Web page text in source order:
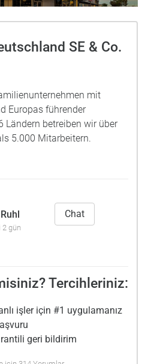
SE & Co.
mit
Europas führender
Ländern betreiben wir über
5.000 Mitarbeitern.
gün
Chat
Tercihleriniz:
işler için #1 uygulamanız
geri bildirim